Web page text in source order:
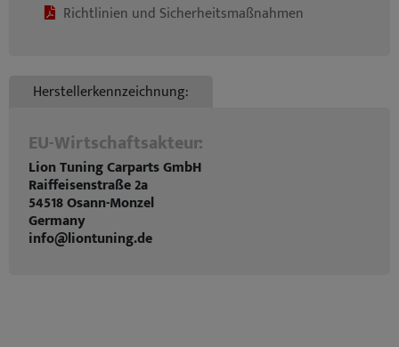
Richtlinien und Sicherheitsmaßnahmen
Herstellerkennzeichnung:
EU-Wirtschaftsakteur:
Lion Tuning Carparts GmbH
Raiffeisenstraße 2a
54518 Osann-Monzel
Germany
info@liontuning.de